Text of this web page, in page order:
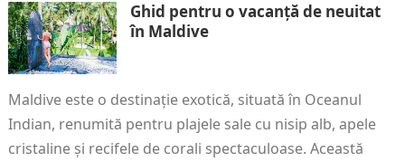
Ghid pentru o vacanță de neuitat
în Maldive
Maldive este o destinație exotică, situată în Oceanul
Indian, renumită pentru plajele sale cu nisip alb, apele
cristaline și recifele de corali spectaculoase. Această